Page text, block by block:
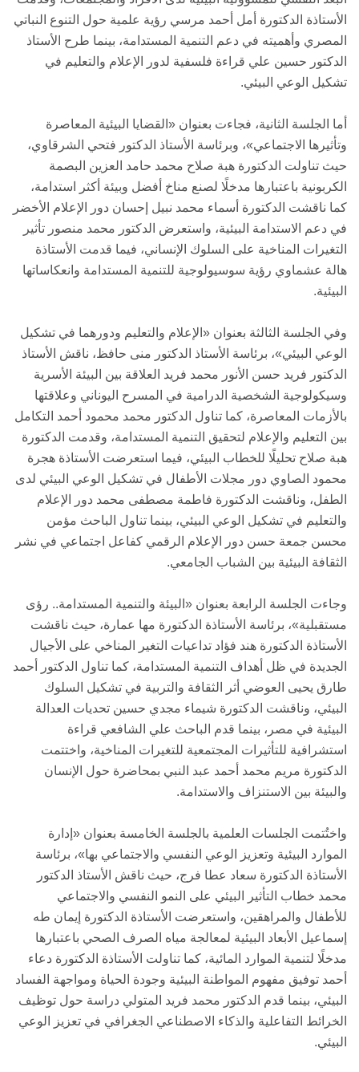
الأستاذة الدكتورة أمل أحمد مرسي رؤية علمية حول التنوع النباتي
المصري وأهميته في دعم التنمية المستدامة، بينما طرح الأستاذ
الدكتور حسين علي قراءة فلسفية لدور الإعلام والتعليم في
تشكيل الوعي البيئي.
أما الجلسة الثانية، فجاءت بعنوان «القضايا البيئية المعاصرة
وتأثيرها الاجتماعي»، وبرئاسة الأستاذ الدكتور فتحي الشرقاوي،
حيث تناولت الدكتورة هبة صلاح محمد حامد العزين البصمة
الكربونية باعتبارها مدخلًا لصنع مناخ أفضل وبيئة أكثر استدامة،
كما ناقشت الدكتورة أسماء محمد نبيل إحسان دور الإعلام الأخضر
في دعم الاستدامة البيئية، واستعرض الدكتور محمد منصور تأثير
التغيرات المناخية على السلوك الإنساني، فيما قدمت الأستاذة
هالة عشماوي رؤية سوسيولوجية للتنمية المستدامة وانعكاساتها
البيئية.
وفي الجلسة الثالثة بعنوان «الإعلام والتعليم ودورهما في تشكيل
الوعي البيئي»، برئاسة الأستاذ الدكتور منى حافظ، ناقش الأستاذ
الدكتور فريد حسن الأنور محمد فريد العلاقة بين البيئة الأسرية
وسيكولوجية الشخصية الدرامية في المسرح اليوناني وعلاقتها
بالأزمات المعاصرة، كما تناول الدكتور محمد محمود أحمد التكامل
بين التعليم والإعلام لتحقيق التنمية المستدامة، وقدمت الدكتورة
هبة صلاح تحليلًا للخطاب البيئي، فيما استعرضت الأستاذة هجرة
محمود الصاوي دور مجلات الأطفال في تشكيل الوعي البيئي لدى
الطفل، وناقشت الدكتورة فاطمة مصطفى محمد دور الإعلام
والتعليم في تشكيل الوعي البيئي، بينما تناول الباحث مؤمن
محسن جمعة حسن دور الإعلام الرقمي كفاعل اجتماعي في نشر
الثقافة البيئية بين الشباب الجامعي.
وجاءت الجلسة الرابعة بعنوان «البيئة والتنمية المستدامة.. رؤى
مستقبلية»، برئاسة الأستاذة الدكتورة مها عمارة، حيث ناقشت
الأستاذة الدكتورة هند فؤاد تداعيات التغير المناخي على الأجيال
الجديدة في ظل أهداف التنمية المستدامة، كما تناول الدكتور أحمد
طارق يحيى العوضي أثر الثقافة والتربية في تشكيل السلوك
البيئي، وناقشت الدكتورة شيماء مجدي حسين تحديات العدالة
البيئية في مصر، بينما قدم الباحث علي الشافعي قراءة
استشرافية للتأثيرات المجتمعية للتغيرات المناخية، واختتمت
الدكتورة مريم محمد أحمد عبد النبي بمحاضرة حول الإنسان
والبيئة بين الاستنزاف والاستدامة.
واختُتمت الجلسات العلمية بالجلسة الخامسة بعنوان «إدارة
الموارد البيئية وتعزيز الوعي النفسي والاجتماعي بها»، برئاسة
الأستاذة الدكتورة سعاد عطا فرج، حيث ناقش الأستاذ الدكتور
محمد خطاب التأثير البيئي على النمو النفسي والاجتماعي
للأطفال والمراهقين، واستعرضت الأستاذة الدكتورة إيمان طه
إسماعيل الأبعاد البيئية لمعالجة مياه الصرف الصحي باعتبارها
مدخلًا لتنمية الموارد المائية، كما تناولت الأستاذة الدكتورة دعاء
أحمد توفيق مفهوم المواطنة البيئية وجودة الحياة ومواجهة الفساد
البيئي، بينما قدم الدكتور محمد فريد المتولي دراسة حول توظيف
الخرائط التفاعلية والذكاء الاصطناعي الجغرافي في تعزيز الوعي
البيئي.